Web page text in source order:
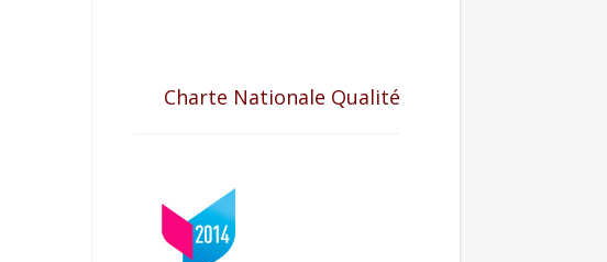
Charte Nationale Qualité